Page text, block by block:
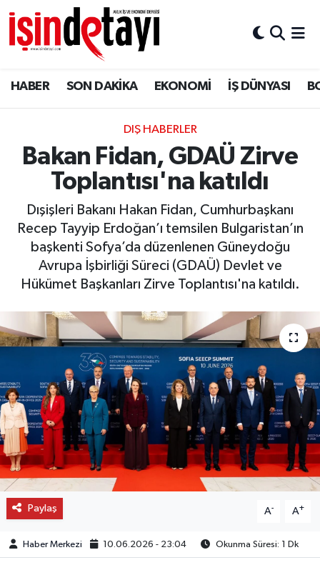
HABER SON DAKİKA EKONOMİ İŞ DÜNYASI
DIŞ HABERLER
Bakan Fidan, GDAÜ Zirve
Toplantısı'na katıldı
Dışişleri Bakanı Hakan Fidan, Cumhurbaşkanı
Recep Tayyip Erdoğan’ı temsilen Bulgaristan’ın
başkenti Sofya’da düzenlenen Güneydoğu
Avrupa İşbirliği Süreci (GDAÜ) Devlet ve
Hükümet Başkanları Zirve Toplantısı'na katıldı.
Paylaş A- A+
Haber Merkezi 10.06.2026 - 23:04 Okunma Süresi: 1 Dk
DÜNYA
Eğitim
ENERJİ HABERİ
HABER
LOJİSTİK
MAGAZİN
OTO DETAY
SAĞLIK
SON DAKİKA
SPOR
FİNANS
Nöbetçi Eczaneler
Hava Durumu
İstanbul Namaz Vakitleri
Trafik Durumu
Tüm Manşetler
Son Dakika Haberleri
Haber Arşivi